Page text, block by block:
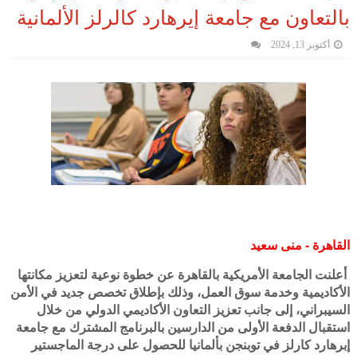
بالتعاون مع جامعة إيرهارد كالرلز الألمانية
أكتوبر 13, 2024
القاهرة - منى سعيد
أعلنت الجامعة الأمريكية بالقاهرة عن خطوة نوعية لتعزيز مكانتها
الأكاديمية وخدمة سوق العمل، وذلك بإطلاق تخصص جديد في الأمن
السيبراني، إلى جانب تعزيز التعاون الأكاديمي الدولي من خلال
استقبال الدفعة الأولى من الدارسين بالبرنامج المشترك مع جامعة
إبرهارد كارلز في توبنجن بألمانيا للحصول على درجة الماجستير